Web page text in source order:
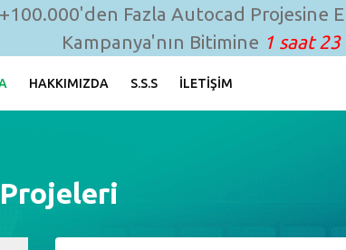
+100.000'den Fazla Autocad Projesine
Kampanya'nın Bitimine 1 saat
HAKKIMIZDA S.S.S İLETIŞIM